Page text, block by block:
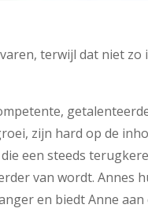
terwijl dat niet zo
zijn hard op de
een steeds
van wordt. Annes
en biedt Anne aan